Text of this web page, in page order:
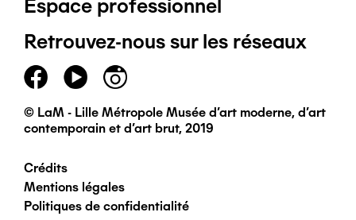
de
page
principal
Espace professionnel
Retrouvez-nous sur les réseaux
© LaM - Lille Métropole Musée d'art moderne, d'art
contemporain et d'art brut, 2019
Pied
Crédits
Mentions légales
Politiques de confidentialité